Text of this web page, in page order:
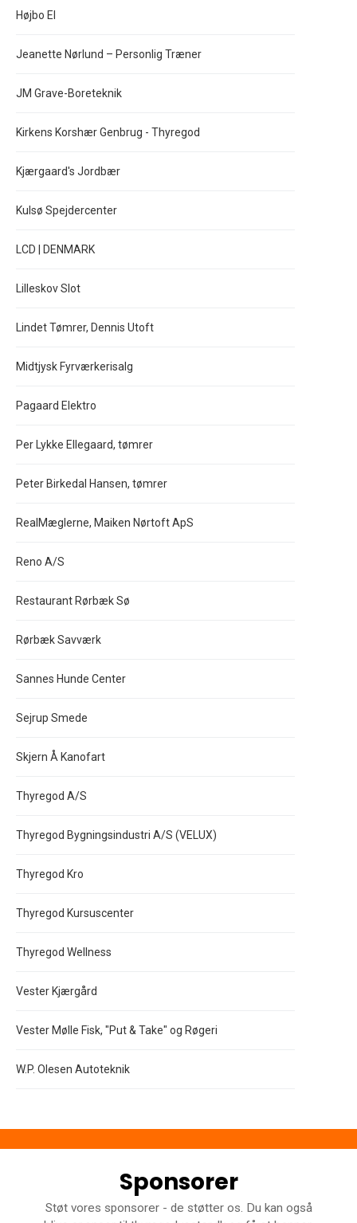
Højbo El
Jeanette Nørlund – Personlig Træner
JM Grave-Boreteknik
Kirkens Korshær Genbrug - Thyregod
Kjærgaard's Jordbær
Kulsø Spejdercenter
LCD | DENMARK
Lilleskov Slot
Lindet Tømrer, Dennis Utoft
Midtjysk Fyrværkerisalg
Pagaard Elektro
Per Lykke Ellegaard, tømrer
Peter Birkedal Hansen, tømrer
RealMæglerne, Maiken Nørtoft ApS
Reno A/S
Restaurant Rørbæk Sø
Rørbæk Savværk
Sannes Hunde Center
Sejrup Smede
Skjern Å Kanofart
Thyregod A/S
Thyregod Bygningsindustri A/S (VELUX)
Thyregod Kro
Thyregod Kursuscenter
Thyregod Wellness
Vester Kjærgård
Vester Mølle Fisk, "Put & Take" og Røgeri
W.P. Olesen Autoteknik
Sponsorer
Støt vores sponsorer - de støtter os. Du kan også